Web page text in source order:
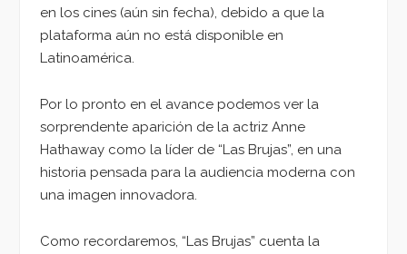
en los cines (aún sin fecha), debido a que la
plataforma aún no está disponible en
Latinoamérica.
Por lo pronto en el avance podemos ver la
sorprendente aparición de la actriz Anne
Hathaway como la líder de “Las Brujas”, en una
historia pensada para la audiencia moderna con
una imagen innovadora.
Como recordaremos, “Las Brujas” cuenta la